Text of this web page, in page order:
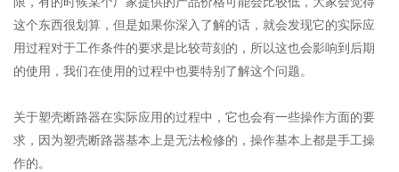
这个东西很划算，但是如果你深入了解的话，就会发现它的实际应
用过程对于工作条件的要求是比较苛刻的，所以这也会影响到后期
的使用，我们在使用的‍‍过程中也要特别了解这个问题。‍
关于塑壳断路器在实际应用的过程中，它也会有一些操作方面的要
求，‍‍因为塑壳断路器基本上是无法检修的，操作基本上都是手工操
作的。